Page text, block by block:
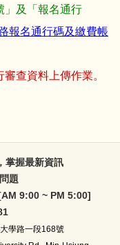
」及「報名通行
報名通行碼及繳費帳
查資料上傳作業。
掌握最新資訊
題
9:00 ~ PM 5:00]
學路一段168號